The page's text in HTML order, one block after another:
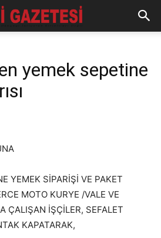
yemek sepetine
YEMEK SİPARİŞİ VE PAKET
MOTO KURYE /VALE VE
ÇALIŞAN İŞÇİLER, SEFALET
KAPATARAK,